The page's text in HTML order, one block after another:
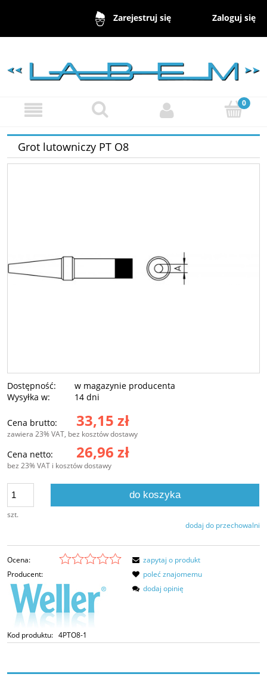
Zarejestruj się Zaloguj się
Grot lutowniczy PT O8
Dostępność:
w magazynie producenta
Wysyłka w:
14 dni
Cena brutto: 33,15 zł
zawiera 23% VAT, bez kosztów dostawy
Cena netto: 26,96 zł
bez 23% VAT i kosztów dostawy
szt.
do koszyka
dodaj do przechowalni
Ocena:
Producent:
Kod produktu: 4PTO8-1
zapytaj o produkt
poleć znajomemu
dodaj opinię